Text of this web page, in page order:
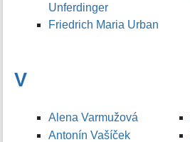
Unferdinger
Friedrich Maria Urban
V
Alena Varmužová
Antonín Vašíček